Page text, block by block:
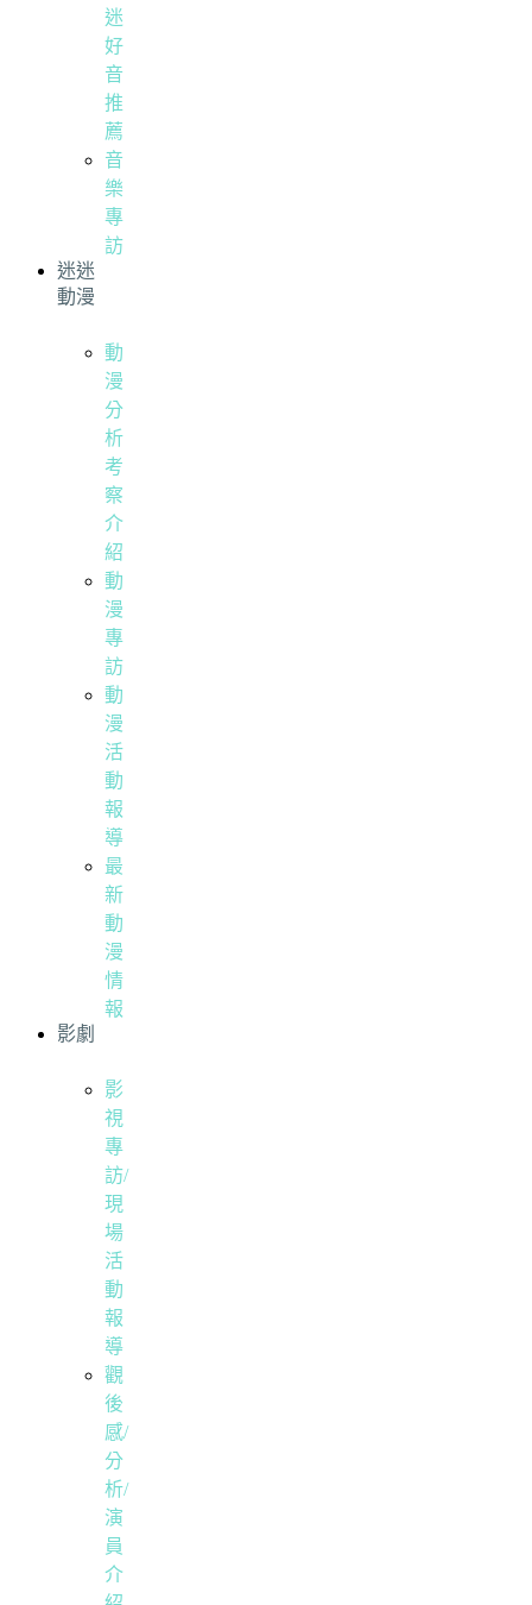
迷
好
音
推
薦
音
樂
專
訪
迷迷
動漫
動
漫
分
析
考
察
介
紹
動
漫
專
訪
動
漫
活
動
報
導
最
新
動
漫
情
報
影劇
影
視
專
訪/
現
場
活
動
報
導
觀
後
感/
分
析/
演
員
介